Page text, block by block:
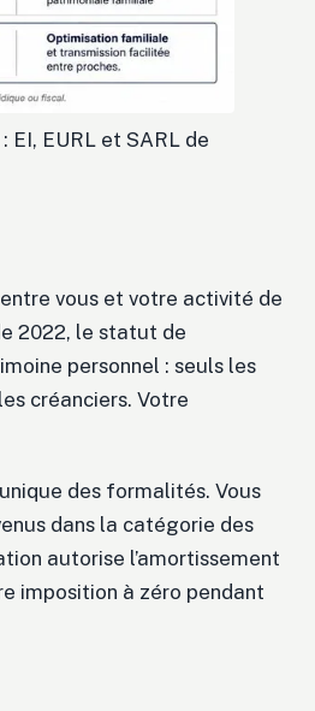
EURL et SARL de
vous et votre activité de
2022, le statut de
personnel : seuls les
créanciers. Votre
des formalités. Vous
dans la catégorie des
autorise l’amortissement
imposition à zéro pendant